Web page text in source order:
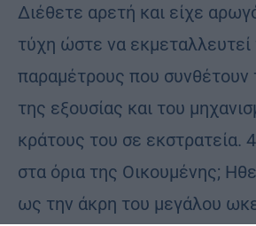
Διέθετε αρετή και είχε
τύχη ώστε να εκμεταλλευτεί
παραμέτρους που συνθέτουν
της εξουσίας και του
κράτους του σε εκστρατεία.
στα όρια της Οικουμένης;
ως την άκρη του μεγάλου